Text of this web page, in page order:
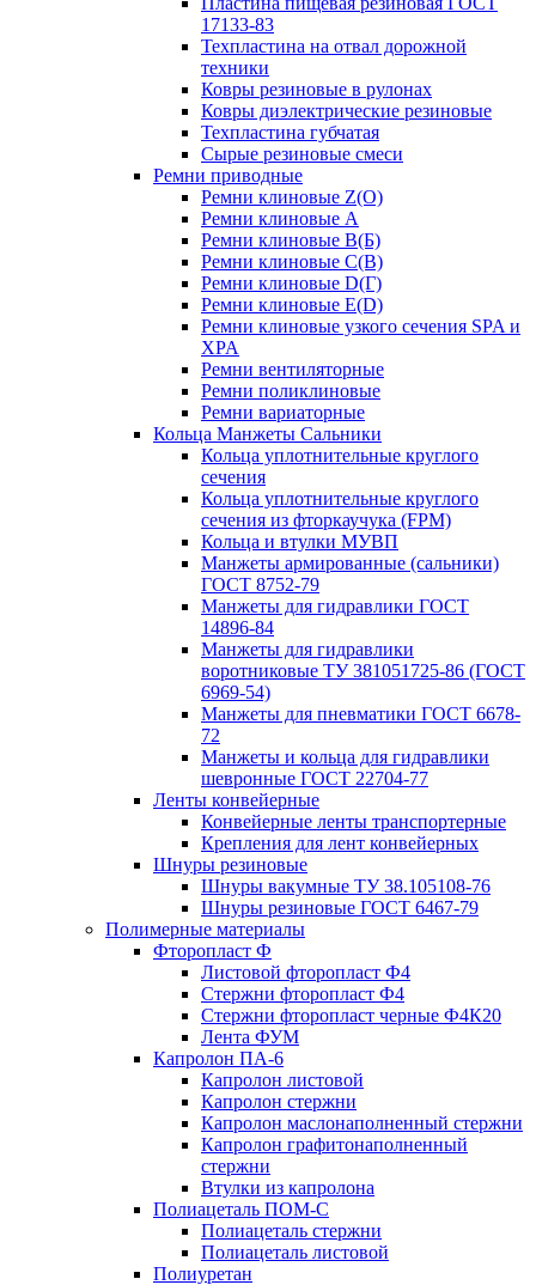
17133-83
Техпластина на отвал дорожной
техники
Ковры резиновые в рулонах
Ковры диэлектрические резиновые
Техпластина губчатая
Сырые резиновые смеси
Ремни приводные
Ремни клиновые Z(О)
Ремни клиновые A
Ремни клиновые B(Б)
Ремни клиновые C(В)
Ремни клиновые D(Г)
Ремни клиновые Е(D)
Ремни клиновые узкого сечения SPA и
XPA
Ремни вентиляторные
Ремни поликлиновые
Ремни вариаторные
Кольца Манжеты Сальники
Кольца уплотнительные круглого
сечения
Кольца уплотнительные круглого
сечения из фторкаучука (FPM)
Кольца и втулки МУВП
Манжеты армированные (сальники)
ГОСТ 8752-79
Манжеты для гидравлики ГОСТ
14896-84
Манжеты для гидравлики
воротниковые ТУ 381051725-86 (ГОСТ
6969-54)
Манжеты для пневматики ГОСТ 6678-
72
Манжеты и кольца для гидравлики
шевронные ГОСТ 22704-77
Ленты конвейерные
Конвейерные ленты транспортерные
Крепления для лент конвейерных
Шнуры резиновые
Шнуры вакумные ТУ 38.105108-76
Шнуры резиновые ГОСТ 6467-79
Полимерные материалы
Фторопласт Ф
Листовой фторопласт Ф4
Стержни фторопласт Ф4
Стержни фторопласт черные Ф4К20
Лента ФУМ
Капролон ПА-6
Капролон листовой
Капролон стержни
Капролон маслонаполненный стержни
Капролон графитонаполненный
стержни
Втулки из капролона
Полиацеталь ПОМ-С
Полиацеталь стержни
Полиацеталь листовой
Полиуретан